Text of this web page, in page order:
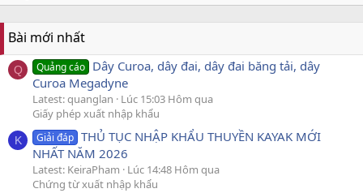
Bài mới nhất
Q Quảng cáo Dây Curoa, dây đai, dây đai băng tải, dây
Curoa Megadyne
Latest: quanglan
Lúc 15:03 Hôm qua
Giấy phép xuất nhập khẩu
K Giải đáp THỦ TỤC NHẬP KHẨU THUYỀN KAYAK MỚI
NHẤT NĂM 2026
Latest: KeiraPham
Lúc 14:48 Hôm qua
Chứng từ xuất nhập khẩu